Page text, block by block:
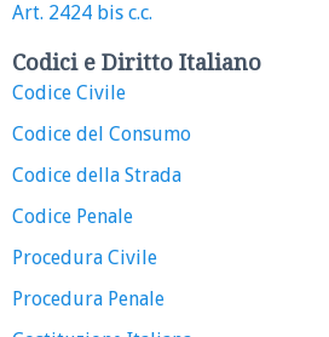
Art. 2424 bis c.c.
Codici e Diritto Italiano
Codice Civile
Codice del Consumo
Codice della Strada
Codice Penale
Procedura Civile
Procedura Penale